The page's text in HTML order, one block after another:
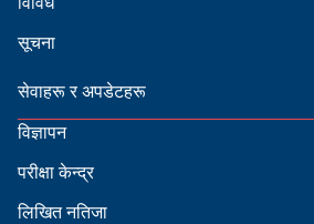
सूचना
सेवाहरू र अपडेटहरू
विज्ञापन
परीक्षा केन्द्र
लिखित नतिजा